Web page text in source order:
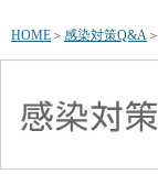
HOME ＞ 感染対策Q&A ＞